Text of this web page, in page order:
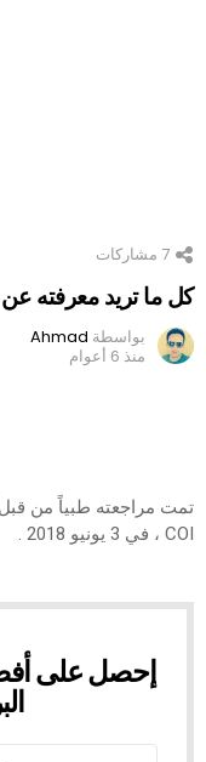
7 مشاركات
كل ما تريد معرفته عن
بواسطة Ahmad
منذ 6 أعوام
تمت مراجعته طبياً من قبل
، COI في 3 يونيو 2018 .
NEWSLETTER
إحصل على